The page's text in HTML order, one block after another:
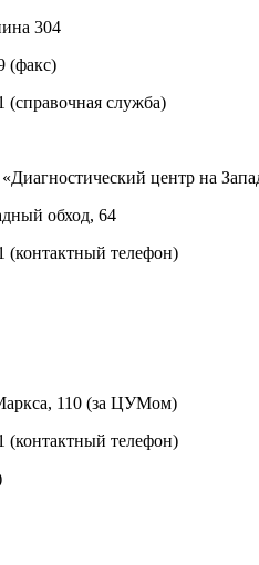
304
(факс)
(справочная служба)
центр на
обход, 64
(контактный телефон)
110 (за ЦУМом)
(контактный телефон)